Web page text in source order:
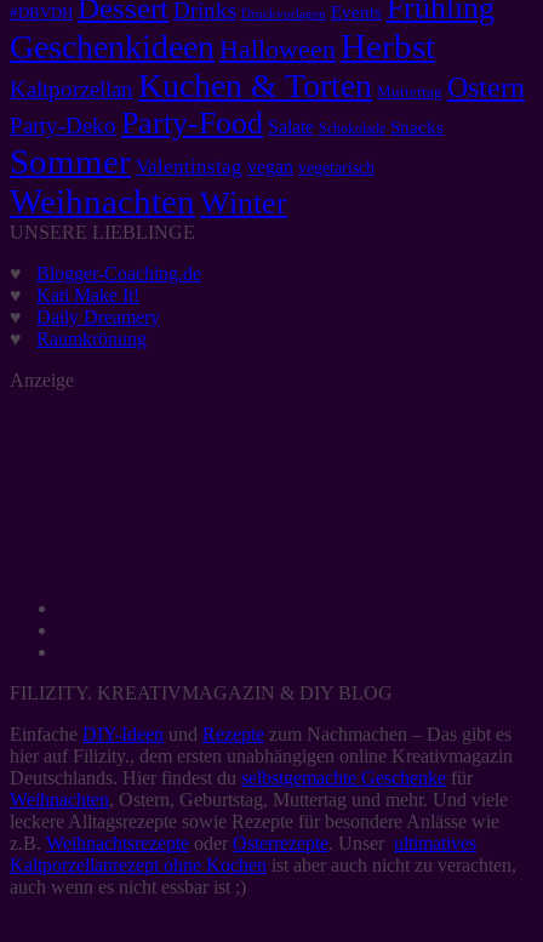
#DBVDH DessertDrinks Druckvorlagen Events Frühling
Geschenkideen Halloween Herbst
Kaltporzellan Kuchen & Torten Muttertag Ostern
Party-Deko Party-Food Salate Schokolade Snacks
Sommer Valentinstag vegan vegetarisch
Weihnachten Winter
UNSERE LIEBLINGE
♥ Blogger-Coaching.de
♥ Kati Make It!
♥ Daily Dreamery
♥ Raumkrönung
Anzeige
FILIZITY. KREATIVMAGAZIN & DIY BLOG
Einfache DIY-Ideen und Rezepte zum Nachmachen – Das gibt es
hier auf Filizity., dem ersten unabhängigen online Kreativmagazin
Deutschlands. Hier findest du selbstgemachte Geschenke für
Weihnachten, Ostern, Geburtstag, Muttertag und mehr. Und viele
leckere Alltagsrezepte sowie Rezepte für besondere Anlässe wie
z.B. Weihnachtsrezepte oder Osterrezepte. Unser ultimatives
Kaltporzellanrezept ohne Kochen ist aber auch nicht zu verachten,
auch wenn es nicht essbar ist ;)